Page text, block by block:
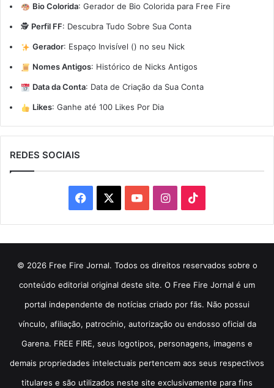
Bio Colorida: Gerador de Bio Colorida para Free Fire
🕵️ Perfil FF: Descubra Tudo Sobre Sua Conta
Gerador: Espaço Invisível (ㅤ) no seu Nick
Nomes Antigos: Histórico de Nicks Antigos
Data da Conta: Data de Criação da Sua Conta
Likes: Ganhe até 100 Likes Por Dia
REDES SOCIAIS
Facebook YouTubeInstagram
© 2026 Free Fire Jornal. Todos os direitos reservados sobre o
conteúdo editorial original deste site. O Free Fire Jornal é um
portal independente de notícias criado por fãs. Não possui
vínculo, afiliação, patrocínio, autorização ou endosso oficial da
Garena. FREE FIRE, seus logotipos, personagens, imagens e
demais propriedades intelectuais pertencem aos seus respectivos
titulares e são utilizados neste site exclusivamente para fins